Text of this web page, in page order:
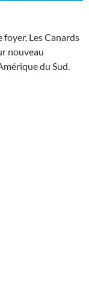
Les Canards
nouveau
du Sud.